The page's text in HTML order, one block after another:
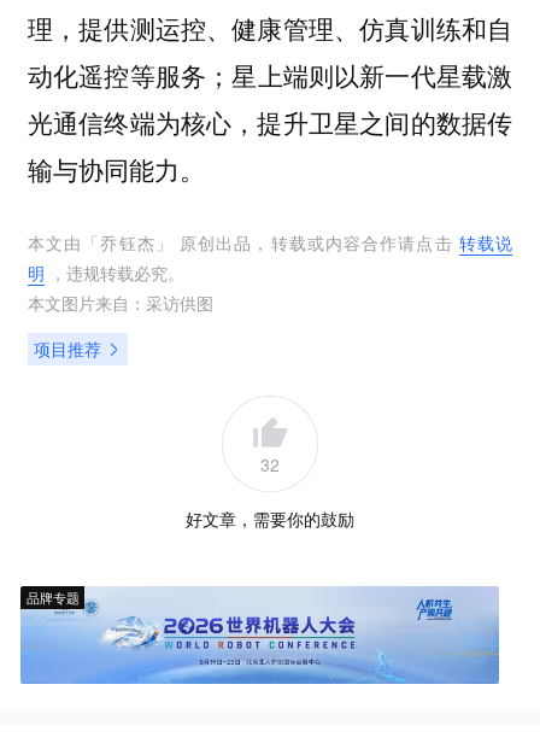
理，提供测运控、健康管理、仿真训练和自
动化遥控等服务；星上端则以新一代星载激
光通信终端为核心，提升卫星之间的数据传
输与协同能力。
本文由「乔钰杰 」 原创出品，转载或内容合作请点击 转载说
明 ，违规转载必究。
本文图片来自： 采访供图
项目推荐
32
好文章，需要你的鼓励
品牌专题